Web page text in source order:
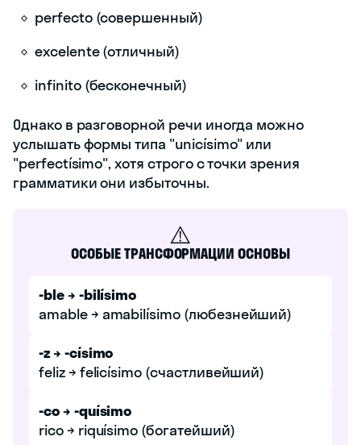
perfecto (совершенный)
excelente (отличный)
infinito (бесконечный)
Однако в разговорной речи иногда можно
услышать формы типа "unicísimo" или
"perfectísimo", хотя строго с точки зрения
грамматики они избыточны.
⚠️
ОСОБЫЕ ТРАНСФОРМАЦИИ ОСНОВЫ
-ble → -bilísimo
amable → amabilísimo (любезнейший)
-z → -císimo
feliz → felicísimo (счастливейший)
-co → -quísimo
rico → riquísimo (богатейший)